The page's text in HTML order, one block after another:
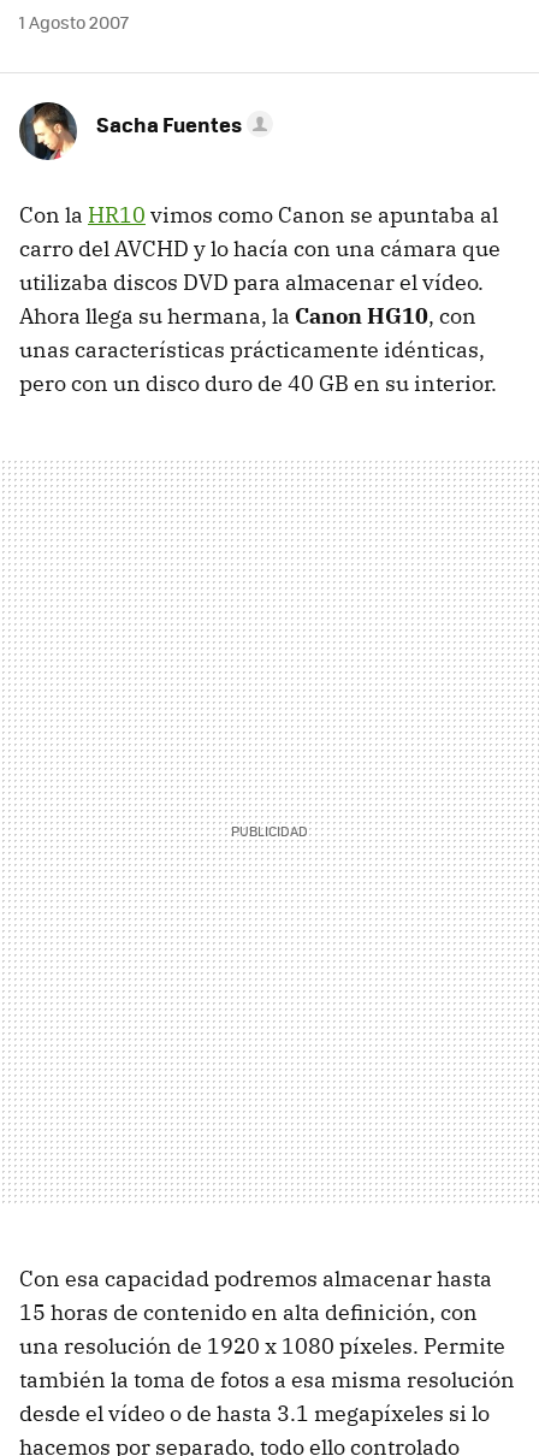
1 Agosto 2007
Sacha Fuentes
Con la HR10 vimos como Canon se apuntaba al
carro del AVCHD y lo hacía con una cámara que
utilizaba discos DVD para almacenar el vídeo.
Ahora llega su hermana, la Canon HG10, con
unas características prácticamente idénticas,
pero con un disco duro de 40 GB en su interior.
Con esa capacidad podremos almacenar hasta
15 horas de contenido en alta definición, con
una resolución de 1920 x 1080 píxeles. Permite
también la toma de fotos a esa misma resolución
desde el vídeo o de hasta 3.1 megapíxeles si lo
hacemos por separado, todo ello controlado